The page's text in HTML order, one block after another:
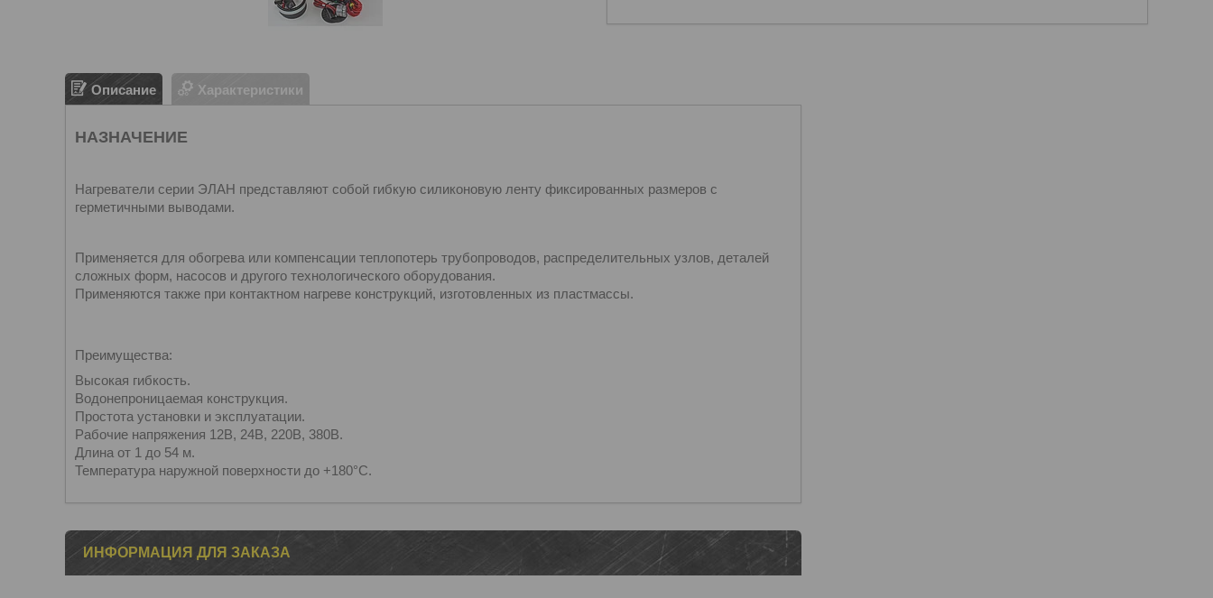
Описание Характеристики
НАЗНАЧЕНИЕ
Нагреватели серии ЭЛАН представляют собой гибкую силиконовую ленту фиксированных размеров с
герметичными выводами.
Применяется для обогрева или компенсации теплопотерь трубопроводов, распределительных узлов, деталей
сложных форм, насосов и другого технологического оборудования.
Применяются также при контактном нагреве конструкций, изготовленных из пластмассы.
Преимущества:
Высокая гибкость.
Водонепроницаемая конструкция.
Простота установки и эксплуатации.
Рабочие напряжения 12В, 24В, 220В, 380В.
Длина от 1 до 54 м.
Температура наружной поверхности до +180°С.
ИНФОРМАЦИЯ ДЛЯ ЗАКАЗА